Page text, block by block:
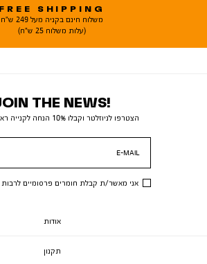
FREE SHIPPING
משלוח חינם בקניה מעל 249 ש"ח
(עלות משלוח 25 ש"ח)
THE NEWS!
הצטרפו לניוזלטר וקבלו 10% הנחה לקנייה ראשונה באתר
E-MAIL
אני מאשר/ת קבלת חומרים פרסומיים לרבות
אודות
תקנון